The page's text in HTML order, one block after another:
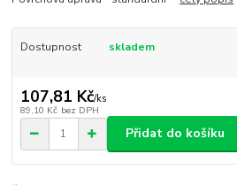
Dostupnost skladem
107,81 Kč/ks
89,10 Kč bez DPH
Přidat do košíku